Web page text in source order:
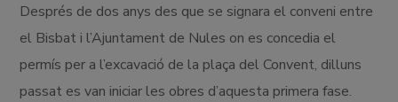
Després de dos anys des que se signara el conveni entre
el Bisbat i l’Ajuntament de Nules on es concedia el
permís per a l’excavació de la plaça del Convent, dilluns
passat es van iniciar les obres d’aquesta primera fase.